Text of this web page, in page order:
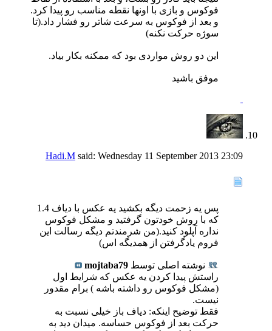
فوکوس و بازی با اونها نقطه مناسب رو پیدا کرد.
و بعد از فوکوس به سرعت شاتر رو فشار داد.(تا
سوژه حرکت نکنه)
این دو روش مواردی بود که ممکنه بکار بیاد.
موفق باشید
Hadi.M said: Wednesday 11 September 2013 23:09
پس یه زحمت دیگه بکشید یه عکس با دیاف 1.4
که با روش خودتون گرفتید و مشکل فوکوس
نداره آپلود کنید.(من شرمندتم دیگه رسالت این
فروم یادگرفتن از همدیگه اس)
نوشته اصلی توسط mojtaba79
راستش پیدا کردن یه عکس که شرایط اول
(مشکل فوکوس رو داشته باشه ) برام مقدور
نیست.
فقط توضیح اینکه: دیاف باز خیلی نسبت به
حرکت بعد از فوکوس حساسه. میدان دید به